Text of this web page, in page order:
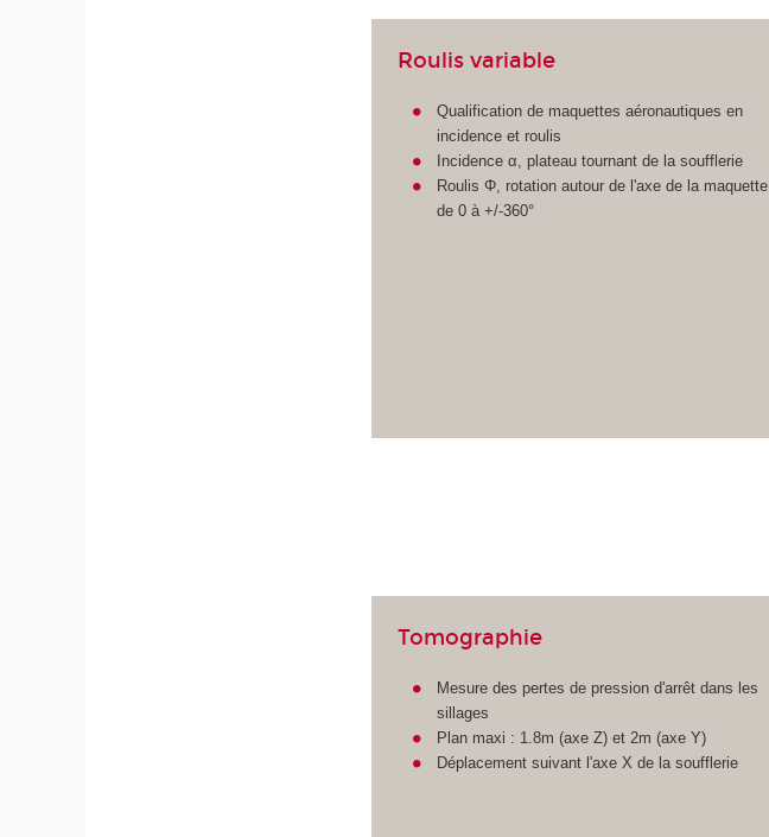
Roulis variable
Qualification de maquettes aéronautiques en
incidence et roulis
Incidence α, plateau tournant de la soufflerie
Roulis Φ, rotation autour de l'axe de la maquette
de 0 à +/-360°
Tomographie
Mesure des pertes de pression d'arrêt dans les
sillages
Plan maxi : 1.8m (axe Z) et 2m (axe Y)
Déplacement suivant l'axe X de la soufflerie